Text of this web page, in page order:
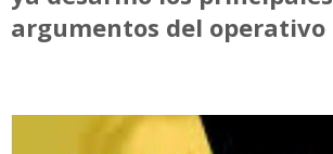
argumentos del operativo